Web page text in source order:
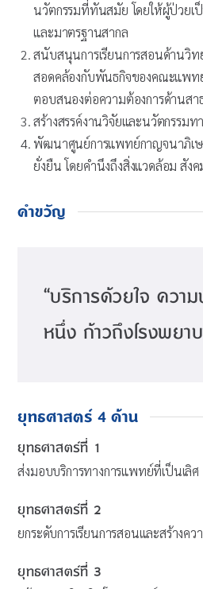
นวัตกรรมที่ทันสมัย โดยให้ผู้ป่วย
และมาตรฐานสากล
สนับสนุนการเรียนการสอนด้านวิ
สอดคล้องกับพันธกิจของคณะแพท
ตอบสนองต่อความต้องการด้านสา
สร้างสรรค์งานวิจัยและนวัตกรรม
พัฒนาศูนย์การแพทย์กาญจนาภิเ
ยั่งยืน โดยคำนึงถึงสิ่งแวดล้อม สัง
คำขวัญ
“บริการด้วยใจ ควา
หนึ่ง ก้าวถึงโรงพย
ยุทธศาสตร์ 4 ด้าน
ยุทธศาสตร์ที่ 1
ส่งมอบบริการทางการแพทย์ที่เป็นเลิศ
ยุทธศาสตร์ที่ 2
ยกระดับการเรียนการสอนและสร้างค
ยุทธศาสตร์ที่ 3